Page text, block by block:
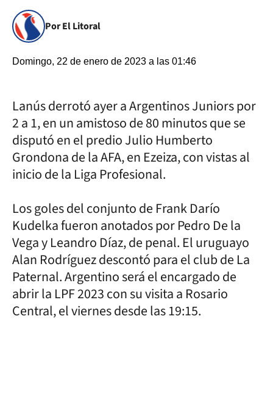
Por El Litoral
Domingo, 22 de enero de 2023 a las 01:46
Lanús derrotó ayer a Argentinos Juniors por
2 a 1, en un amistoso de 80 minutos que se
disputó en el predio Julio Humberto
Grondona de la AFA, en Ezeiza, con vistas al
inicio de la Liga Profesional.
Los goles del conjunto de Frank Darío
Kudelka fueron anotados por Pedro De la
Vega y Leandro Díaz, de penal. El uruguayo
Alan Rodríguez descontó para el club de La
Paternal. Argentino será el encargado de
abrir la LPF 2023 con su visita a Rosario
Central, el viernes desde las 19:15.